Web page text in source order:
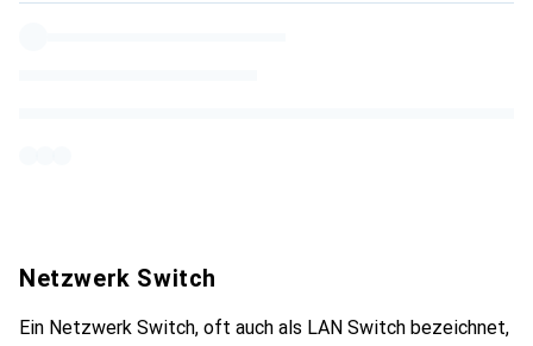
Netzwerk Switch
Ein Netzwerk Switch, oft auch als LAN Switch bezeichnet,